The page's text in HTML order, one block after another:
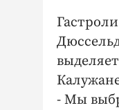
- Мы